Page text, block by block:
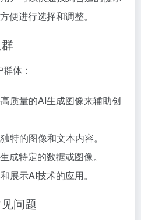
便进行选择和调整。
体：
质量的AI生成图像来辅助创
特的图像和文本内容。
成特定的数据或图像。
展示AI技术的应用。
问题